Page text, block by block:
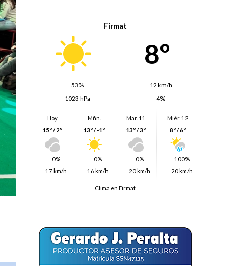
Firmat
8º
53%
12 km/h
1023 hPa
4%
Hoy
15º / 2º
0%
17 km/h
Mñn.
13º / -1º
0%
16 km/h
Mar. 11
13º / 3º
0%
20 km/h
Miér. 12
8º / 6º
100%
20 km/h
Clima en Firmat